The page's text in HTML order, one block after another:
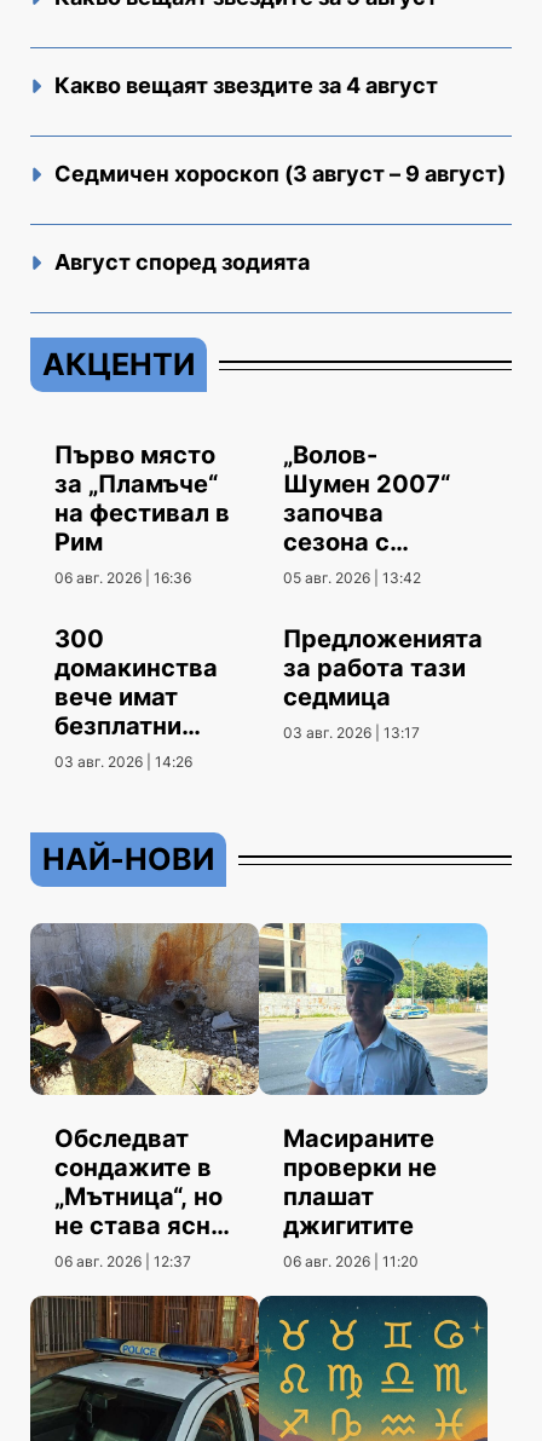
Какво вещаят звездите за 4 август
Седмичен хороскоп (3 август – 9 август)
Август според зодията
АКЦЕНТИ
Първо място
за „Пламъче“
на фестивал в
Рим
06 авг. 2026 | 16:36
„Волов-
Шумен 2007“
започва
сезона с
гостуване
05 авг. 2026 | 13:42
300
домакинства
вече имат
безплатни
климатици
03 авг. 2026 | 14:26
Предложенията
за работа тази
седмица
03 авг. 2026 | 13:17
НАЙ-НОВИ
Обследват
сондажите в
„Мътница“, но
не става ясно
кога
06 авг. 2026 | 12:37
Масираните
проверки не
плашат
джигитите
06 авг. 2026 | 11:20